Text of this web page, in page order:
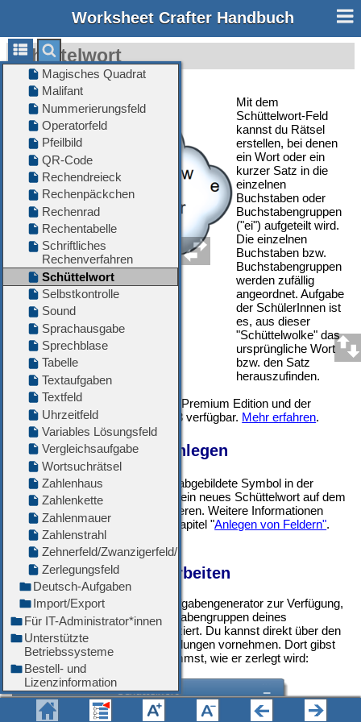
Worksheet Crafter Handbuch
Schüttelwort
Mit dem
Schüttelwort-Feld
kannst du Rätsel
erstellen, bei denen
ein Wort oder ein
kurzer Satz in die
einzelnen
Buchstaben oder
Buchstabengruppen
("ei") aufgeteilt wird.
Die einzelnen
Buchstaben bzw.
Buchstabengruppen
werden zufällig
angeordnet. Aufgabe
der SchülerInnen ist
es, aus dieser
"Schüttelwolke" das
ursprüngliche Wort
bzw. den Satz
herauszufinden.
Das Schüttelwort ist in der Premium Edition und der
Unlimited Edition ab 2019.3 verfügbar. Mehr erfahren.
Neues Schüttelwort anlegen
Verwende das links abgebildete Symbol in der
Werkzeugleiste
, um ein neues Schüttelwort auf dem
Arbeitsblatt zu platzieren. Weitere Informationen
findest du auch im Kapitel "Anlegen von Feldern".
Das Schüttelwort bearbeiten
Das Schüttelwort stellt einen Aufgabengenerator zur Verfügung,
der die Buchstaben oder Buchstabengruppen deines
Eingabetextes automatisch platziert. Du kannst direkt über den
Eigenschaften Editor
alle Einstellungen vornehmen. Dort gibst
du auch denTextvor und bestimmst, wie er zerlegt wird: